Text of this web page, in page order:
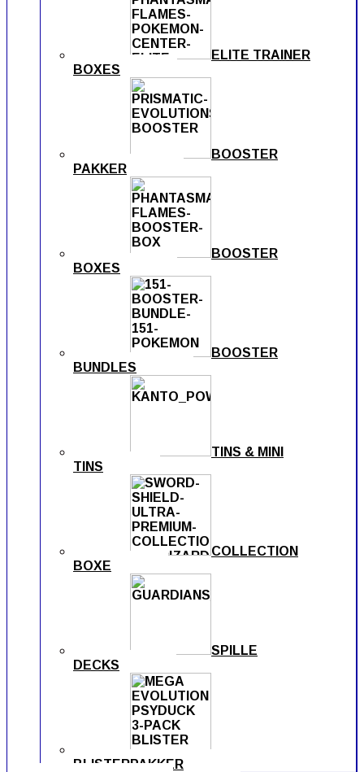
ELITE TRAINER
BOXES
BOOSTER
PAKKER
BOOSTER
BOXES
BOOSTER
BUNDLES
TINS & MINI
TINS
COLLECTION
BOXE
SPILLE
DECKS
BLISTERPAKKER